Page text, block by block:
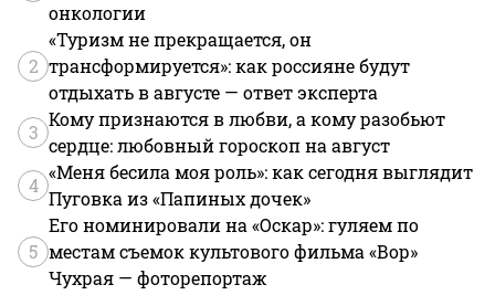
онкологии
2
«Туризм не прекращается, он
трансформируется»: как россияне будут
отдыхать в августе — ответ эксперта
3
Кому признаются в любви, а кому разобьют
сердце: любовный гороскоп на август
4
«Меня бесила моя роль»: как сегодня выглядит
Пуговка из «Папиных дочек»
5
Его номинировали на «Оскар»: гуляем по
местам съемок культового фильма «Вор»
Чухрая — фоторепортаж